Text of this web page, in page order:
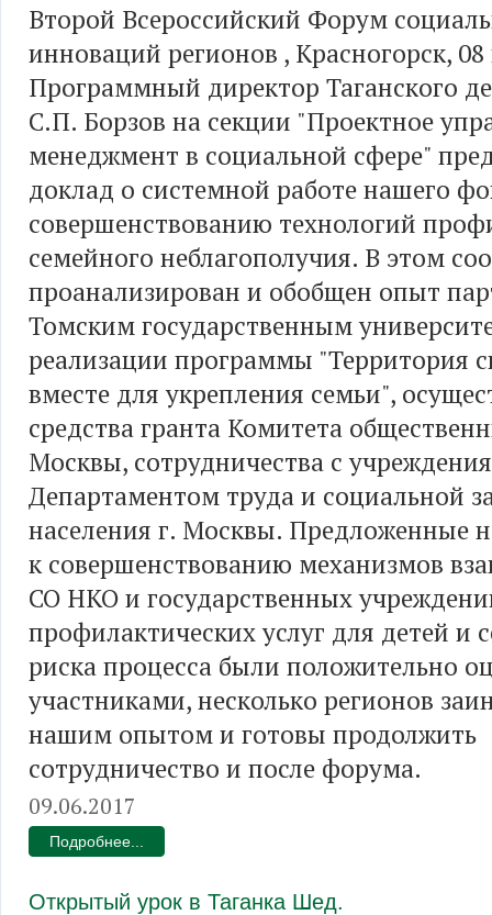
Второй Всероссийский Форум
инноваций регионов , Красногорск,
Программный директор Таганского
С.П. Борзов на секции "Проектное
менеджмент в социальной сфере"
доклад о системной работе нашего
совершенствованию технологий
семейного неблагополучия. В этом
проанализирован и обобщен опыт
Томским государственным
реализации программы "Территория
вместе для укрепления семьи",
средства гранта Комитета
Москвы, сотрудничества с
Департаментом труда и социальной
населения г. Москвы. Предложенные
к совершенствованию механизмов
СО НКО и государственных
профилактических услуг для детей и
риска процесса были положительно
участниками, несколько регионов
нашим опытом и готовы продолжить
сотрудничество и после форума.
09.06.2017
Подробнее...
Открытый урок в Таганка Шед.